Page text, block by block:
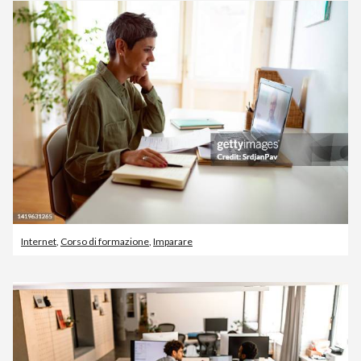
Internet Corso di formazione Imparare